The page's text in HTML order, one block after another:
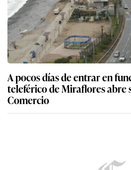
A pocos días de entrar en
teleférico de Miraflores abre
Comercio